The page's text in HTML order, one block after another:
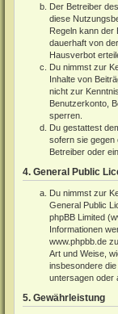
Der Betreiber
diese
Regeln kann der
dauerhaft von
Hausverbot
Du nimmst zur
Inhalte von
nicht zur
Benutzerkonto,
sperren.
Du gestattest
sofern sie gegen
Betreiber oder
4. General Public
Du nimmst zur
General Public
phpBB Limited (
Informationen
www.phpbb.de
Art und Weise,
insbesondere
untersagen oder
5. Gewährleistung